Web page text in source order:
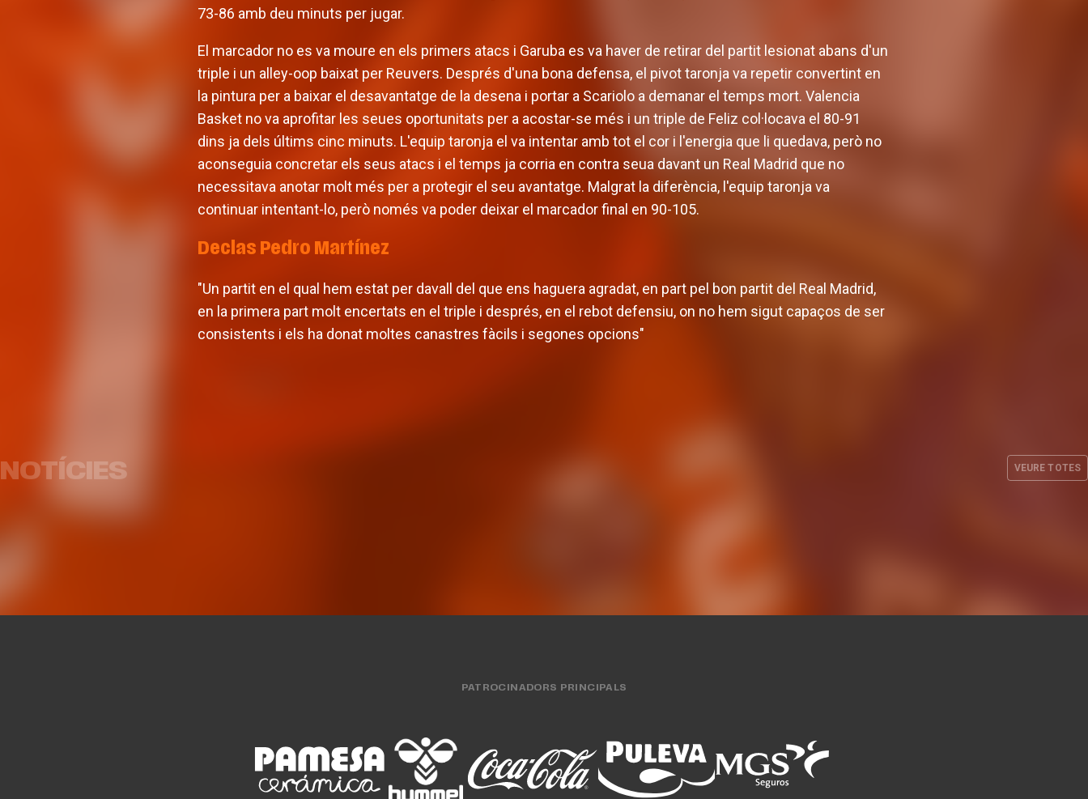
73-86 amb deu minuts per jugar.
El marcador no es va moure en els primers atacs i Garuba es va haver de retirar del partit lesionat abans d'un
triple i un alley-oop baixat per Reuvers. Després d'una bona defensa, el pivot taronja va repetir convertint en
la pintura per a baixar el desavantatge de la desena i portar a Scariolo a demanar el temps mort. Valencia
Basket no va aprofitar les seues oportunitats per a acostar-se més i un triple de Feliz col·locava el 80-91
dins ja dels últims cinc minuts. L'equip taronja el va intentar amb tot el cor i l'energia que li quedava, però no
aconseguia concretar els seus atacs i el temps ja corria en contra seua davant un Real Madrid que no
necessitava anotar molt més per a protegir el seu avantatge. Malgrat la diferència, l'equip taronja va
continuar intentant-lo, però només va poder deixar el marcador final en 90-105.
Declas Pedro Martínez
"Un partit en el qual hem estat per davall del que ens haguera agradat, en part pel bon partit del Real Madrid,
en la primera part molt encertats en el triple i després, en el rebot defensiu, on no hem sigut capaços de ser
consistents i els ha donat moltes canastres fàcils i segones opcions"
NOTÍCIES VEURE TOTES
de Besiktas Istanbul
PATROCINADORS PRINCIPALS